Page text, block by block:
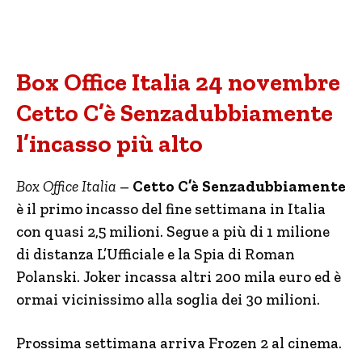
Box Office Italia 24 novembre
Cetto C’è Senzadubbiamente
l’incasso più alto
Box Office Italia – Cetto C’è Senzadubbiamente
è il primo incasso del fine settimana in Italia
con quasi 2,5 milioni. Segue a più di 1 milione
di distanza L’Ufficiale e la Spia di Roman
Polanski. Joker incassa altri 200 mila euro ed è
ormai vicinissimo alla soglia dei 30 milioni.
Prossima settimana arriva Frozen 2 al cinema.